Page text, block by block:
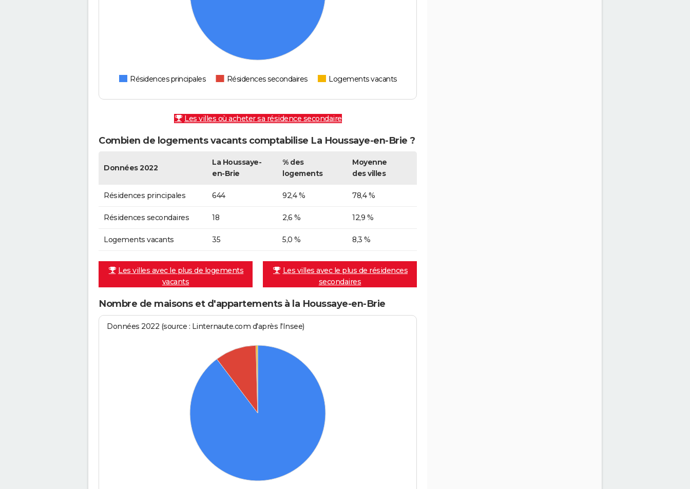
Résidences principales Résidences secondaires Logements vacants
Les villes où acheter sa résidence secondaire
Combien de logements vacants comptabilise La Houssaye-en-Brie ?
Données 2022
La Houssaye-
en-Brie
% des
logements
Moyenne
des villes
Résidences principales 644 92,4 % 78,4 %
Résidences secondaires 18 2,6 % 12,9 %
Logements vacants 35 5,0 % 8,3 %
Les villes avec le plus de logements
vacants
Les villes avec le plus de résidences
secondaires
Nombre de maisons et d'appartements à la Houssaye-en-Brie
Données 2022 (source : Linternaute.com d'après l'Insee)